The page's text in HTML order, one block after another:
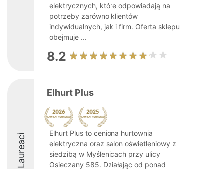
elektrycznych, które odpowiadają na
potrzeby zarówno klientów
indywidualnych, jak i firm. Oferta sklepu
obejmuje ...
8.2
Laureaci
Elhurt Plus
Elhurt Plus to ceniona hurtownia
elektryczna oraz salon oświetleniowy z
siedzibą w Myślenicach przy ulicy
Osieczany 585. Działając od ponad